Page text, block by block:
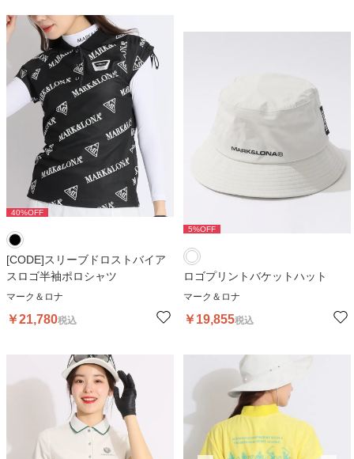
40%OFF
[CODE]スリーブドロストバイア
スロゴ半袖ポロシャツ
マーク＆ロナ
￥21,780税込
5%OFF
ロゴプリントバケットハット
マーク＆ロナ
￥19,855税込